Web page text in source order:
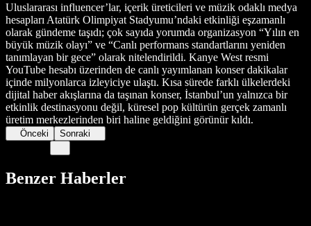
Uluslararası influencer’lar, içerik üreticileri ve müzik odaklı medya
hesapları Atatürk Olimpiyat Stadyumu’ndaki etkinliği eşzamanlı
olarak gündeme taşıdı; çok sayıda yorumda organizasyon “Yılın en
büyük müzik olayı” ve “Canlı performans standartlarını yeniden
tanımlayan bir gece” olarak nitelendirildi. Kanye West resmi
YouTube hesabı üzerinden de canlı yayımlanan konser dakikalar
içinde milyonlarca izleyiciye ulaştı. Kısa sürede farklı ülkelerdeki
dijital haber akışlarına da taşınan konser, İstanbul’un yalnızca bir
etkinlik destinasyonu değil, küresel pop kültürün gerçek zamanlı
üretim merkezlerinden biri haline geldiğini görünür kıldı.
Önceki Sonraki
Benzer Haberler